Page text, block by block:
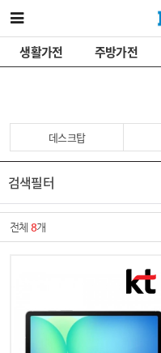
생활가전 주방가전
데스크탑
검색필터
전체8개